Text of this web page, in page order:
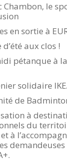
Chambon, le
en sortie à
aux clos !
pétanque à
solidaire
de
à
du
à
demandeuses